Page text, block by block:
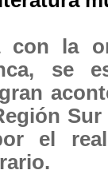
con la
se
el